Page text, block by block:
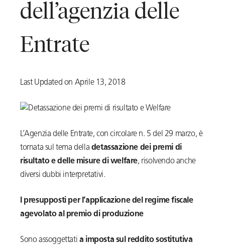
dell’agenzia delle
Entrate
Last Updated on Aprile 13, 2018
L’Agenzia delle Entrate, con circolare n. 5 del 29 marzo, è
tornata sul tema della detassazione dei premi di
risultato e delle misure di welfare, risolvendo anche
diversi dubbi interpretativi.
I presupposti per l’applicazione del regime fiscale
agevolato al premio di produzione
Sono assoggettati a imposta sul reddito sostitutiva